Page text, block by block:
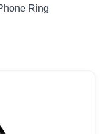
Ring